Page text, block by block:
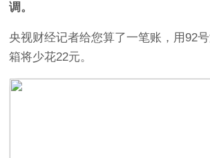
调。
央视财经记者给您算了一笔账，用92
箱将少花22元。